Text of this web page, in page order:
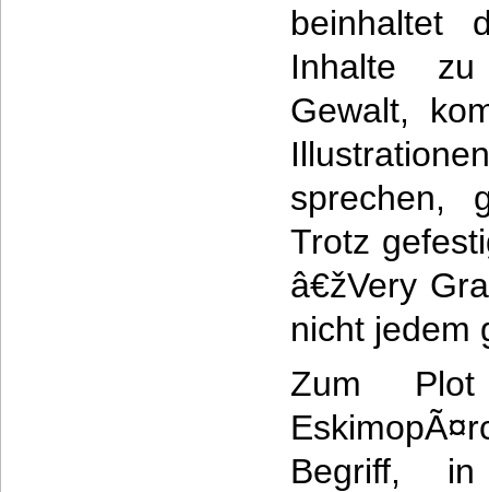
beinhaltet
Inhalte
Gewalt,
sprechen,
Trotz
â€žVery
nicht jedem
Zum
Begriff,